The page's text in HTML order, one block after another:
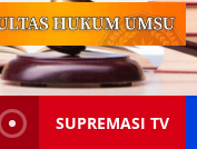
SUPREMASI TV